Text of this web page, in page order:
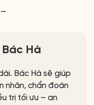
Hà
Bác Hà sẽ giúp
nhân, chẩn đoán
trị tối ưu – an